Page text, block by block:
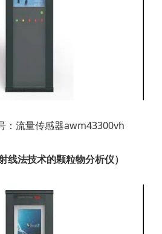
：流量传感器awm43300vh
线法技术的颗粒物分析仪）